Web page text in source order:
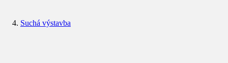
Suchá výstavba